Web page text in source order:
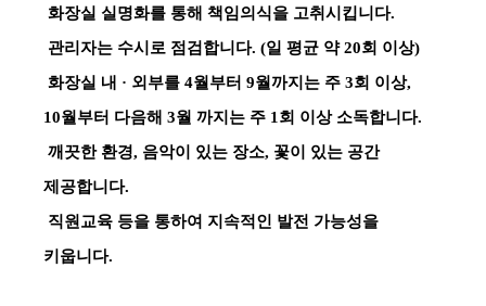
화장실 실명화를 통해 책임의식을 고취시킵니다.
관리자는 수시로 점검합니다. (일 평균 약 20회 이상)
화장실 내 · 외부를 4월부터 9월까지는 주 3회 이상,
10월부터 다음해 3월 까지는 주 1회 이상 소독합니다.
깨끗한 환경, 음악이 있는 장소, 꽃이 있는 공간
제공합니다.
직원교육 등을 통하여 지속적인 발전 가능성을
키웁니다.